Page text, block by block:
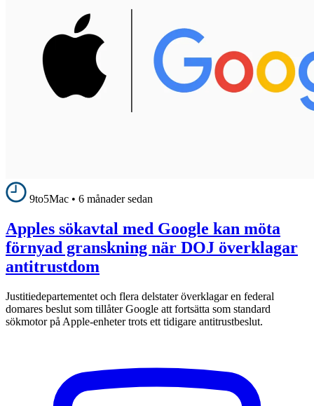
9to5Mac • 6 månader sedan
Apples sökavtal med Google kan möta
förnyad granskning när DOJ överklagar
antitrustdom
Justitiedepartementet och flera delstater överklagar en federal
domares beslut som tillåter Google att fortsätta som standard
sökmotor på Apple-enheter trots ett tidigare antitrustbeslut.